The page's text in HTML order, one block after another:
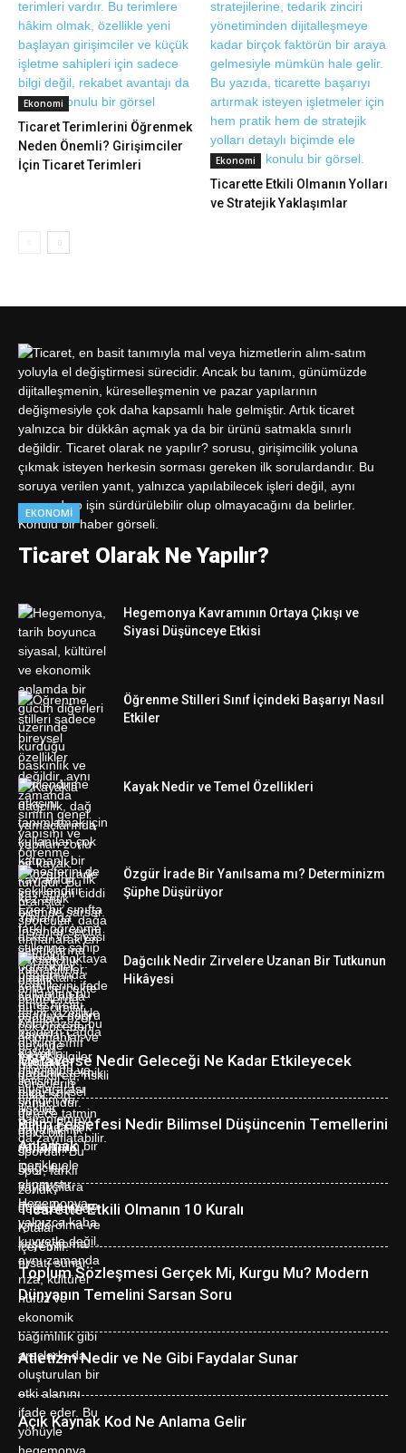
Ekonomi
Ticaret Terimlerini Öğrenmek
Neden Önemli? Girişimciler
İçin Ticaret Terimleri
Ekonomi
Ticarette Etkili Olmanın Yolları
ve Stratejik Yaklaşımlar
EKONOMI
Ticaret Olarak Ne Yapılır?
Hegemonya Kavramının Ortaya Çıkışı ve
Siyasi Düşünceye Etkisi
Öğrenme Stilleri Sınıf İçindeki Başarıyı Nasıl
Etkiler
Kayak Nedir ve Temel Özellikleri
Özgür İrade Bir Yanılsama mı? Determinizm
Şüphe Düşürüyor
Dağcılık Nedir Zirvelere Uzanan Bir Tutkunun
Hikâyesi
Metaverse Nedir Geleceği Ne Kadar Etkileyecek
Bilim Felsefesi Nedir Bilimsel Düşüncenin Temellerini
Anlamak
Ticarette Etkili Olmanın 10 Kuralı
Toplum Sözleşmesi Gerçek Mi, Kurgu Mu? Modern
Dünyanın Temelini Sarsan Soru
Atletizm Nedir ve Ne Gibi Faydalar Sunar
Açık Kaynak Kod Ne Anlama Gelir